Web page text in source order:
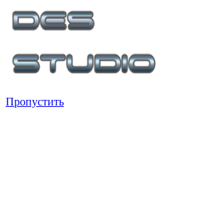
Пропустить